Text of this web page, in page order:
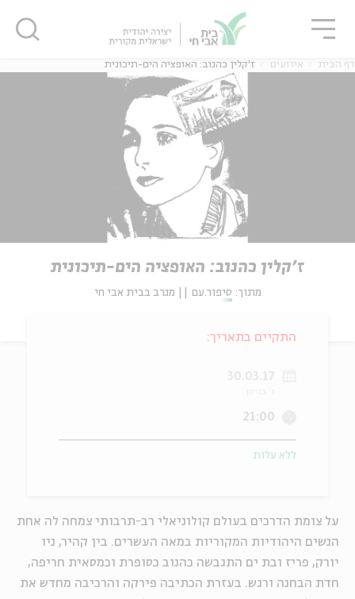
דף הבית אירועים ז'קלין כהנוב: האופציה הים-תיכונית
ז'קלין כהנוב: האופציה הים-תיכונית
מתוך: סיפור.עם || מגרב בבית אבי חי
על צומת הדרכים בעולם קולוניאלי רב-תרבותי צמחה לה אחת
הנשים היהודיות המקוריות במאה העשרים. בין קהיר, ניו
יורק, פריז ובת ים התגבשה כהנוב כסופרת וכמסאית חריפה,
חדת הבחנה ורגש. בעזרת הכתיבה פירקה והרכיבה מחדש את
התקיים בתאריך:
30.03.17
21:00
ללא עלות
סגור